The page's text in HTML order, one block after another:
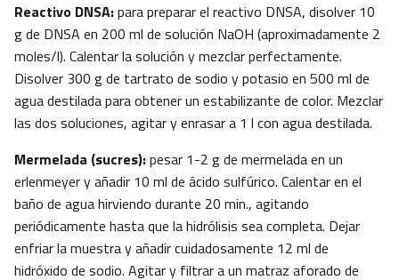
Reactivo DNSA:para preparar el reactivo DNSA, disolver 10
g de DNSA en 200 ml de solución NaOH (aproximadamente 2
moles/l). Calentar la solución y mezclar perfectamente.
Disolver 300 g de tartrato de sodio y potasio en 500 ml de
agua destilada para obtener un estabilizante de color. Mezclar
las dos soluciones, agitar y enrasar a 1 l con agua destilada.
Mermelada (sucres):pesar 1-2 g de mermelada en un
erlenmeyer y añadir 10 ml de ácido sulfúrico. Calentar en el
baño de agua hirviendo durante 20 min., agitando
periódicamente hasta que la hidrólisis sea completa. Dejar
enfriar la muestra y añadir cuidadosamente 12 ml de
hidróxido de sodio. Agitar y filtrar a un matraz aforado de